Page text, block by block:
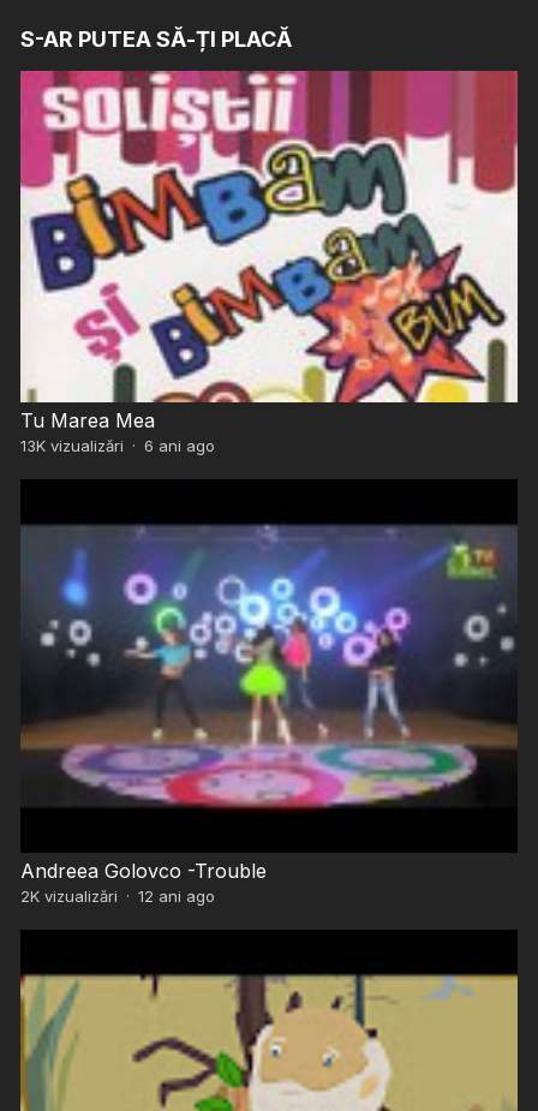
S-AR PUTEA SĂ-ȚI PLACĂ
Tu Marea Mea
13Kvizualizări · 6 ani ago
Andreea Golovco -Trouble
2Kvizualizări · 12 ani ago